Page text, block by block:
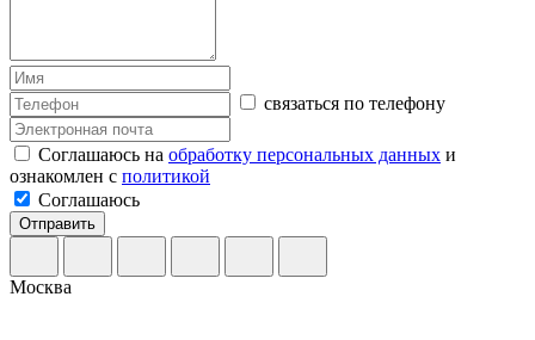
связаться по телефону
Соглашаюсь на обработку персональных данных и
ознакомлен с политикой
Соглашаюсь
Отправить
Москва